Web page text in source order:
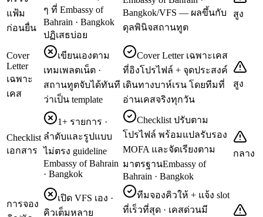
แฟ้ม
ก่อนยื่น
ๆ ที่ Embassy of
Bahrain · Bangkok
ปฏิเสธบ่อย
Bangkok/VFS — ผลขึ้นกับ
ดุลพินิจสถานทูต
สูง
Cover
Letter
เฉพาะ
เคส
เขียนเองตาม
เทมเพลตเน็ต ·
สถานทูตจับได้ทันที
ว่าเป็น template
Cover Letter เฉพาะเคส
ที่อิงโปรไฟล์ + จุดประสงค์
เดินทางบาห์เรน โดยทีมที่
อ่านเคสจริงทุกวัน
สูง
Checklist
เอกสาร
1+ รายการ ·
ลำดับและรูปแบบ
ไม่ตรง guideline
Embassy of Bahrain
· Bangkok
Checklist ปรับตาม
โปรไฟล์ พร้อมแปลรับรอง
MOFA และจัดเรียงตาม
มาตรฐานEmbassy of
Bahrain · Bangkok
กลาง
การจอง
เปิด VFS เอง ·
คิวเต็มหลาย
ทีมจองคิวให้ + แจ้ง slot
ที่เร็วที่สุด · เคสด่วนมี